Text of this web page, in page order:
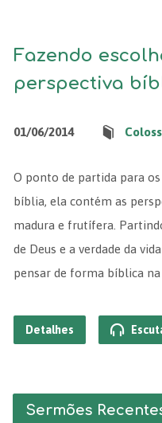
Fazendo
perspectiva
01/06/2014
O ponto de partida para
bíblia, ela contém as
madura e frutífera.
de Deus e a verdade da
pensar de forma bíblica na
Detalhes
Sermões